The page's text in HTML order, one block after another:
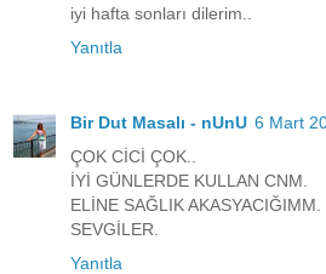
iyi hafta sonları dilerim..
Yanıtla
Bir Dut Masalı - nUnU 6 Mart
ÇOK CİCİ ÇOK..
İYİ GÜNLERDE KULLAN CNM.
ELİNE SAĞLIK AKASYACIĞIMM.
SEVGİLER.
Yanıtla